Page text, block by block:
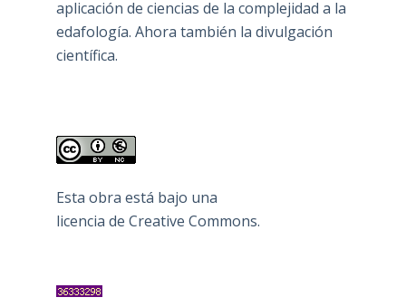
aplicación de ciencias de la complejidad a la
edafología. Ahora también la divulgación
científica.
Esta obra está bajo una
licencia de Creative Commons.